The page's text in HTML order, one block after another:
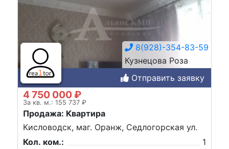
8(928)-354-83-59
Кузнецова Роза
Отправить заявку
4 750 000 ₽
За кв. м.: 155 737 ₽
Продажа: Квартира
Кисловодск, маг. Оранж, Седлогорская ул.
Кол. ком.:
1